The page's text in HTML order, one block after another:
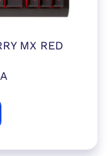
MX RED